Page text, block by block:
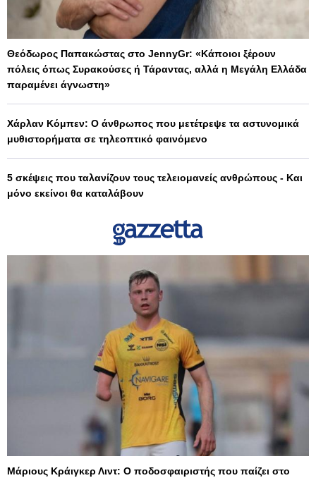
Θεόδωρος Παπακώστας στο JennyGr: «Κάποιοι ξέρουν
πόλεις όπως Συρακούσες ή Τάραντας, αλλά η Μεγάλη Ελλάδα
παραμένει άγνωστη»
Χάρλαν Κόμπεν: Ο άνθρωπος που μετέτρεψε τα αστυνομικά
μυθιστορήματα σε τηλεοπτικό φαινόμενο
5 σκέψεις που ταλανίζουν τους τελειομανείς ανθρώπους - Και
μόνο εκείνοι θα καταλάβουν
Μάριους Κράιγκερ Λιντ: Ο ποδοσφαιριστής που παίζει στο